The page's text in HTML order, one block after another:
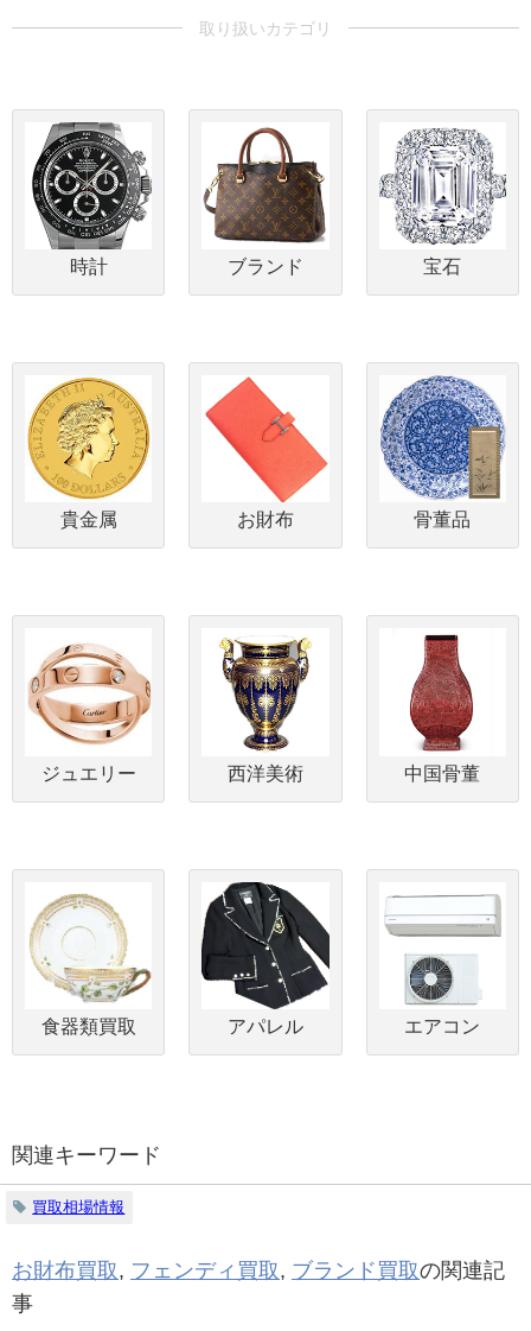
時計 ブランド 宝石
貴金属 お財布 骨董品
ジュエリー 西洋美術 中国骨董
食器類買取 アパレル エアコン
関連キーワード
買取相場情報
お財布買取 フェンディ買取 ブランド買取の関連記
事